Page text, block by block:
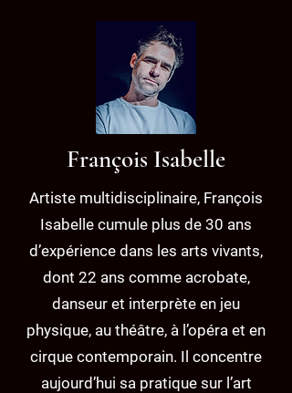
François Isabelle
Artiste multidisciplinaire, François
Isabelle cumule plus de 30 ans
d’expérience dans les arts vivants,
dont 22 ans comme acrobate,
danseur et interprète en jeu
physique, au théâtre, à l’opéra et en
cirque contemporain. Il concentre
aujourd’hui sa pratique sur l’art